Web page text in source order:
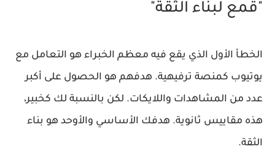
"قُمع لبناء الثقة"
الخطأ الأول الذي يقع فيه معظم الخبراء هو التعامل مع
يوتيوب كمنصة ترفيهية. هدفهم هو الحصول على أكبر
عدد من المشاهدات واللايكات. لكن بالنسبة لك كخبير،
هذه مقاييس ثانوية. هدفك الأساسي والأوحد هو بناء
الثقة.